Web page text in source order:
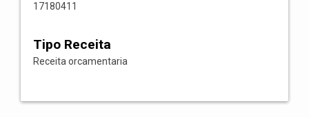
17180411
Tipo Receita
Receita orcamentaria